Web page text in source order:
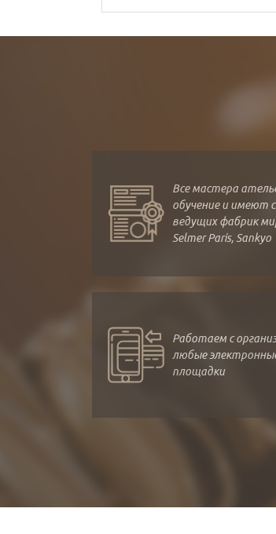
Все мастера
обучение и имеют
ведущих фабрик
Selmer Paris, Sankyo
Работаем с
любые
площадки